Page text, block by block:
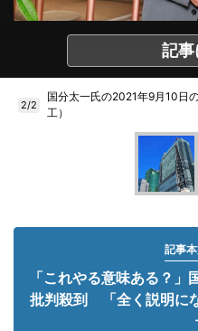
記事
2/2
国分太一氏の2021年9月10日
工）
記事
「これやる意味ある？
批判殺到 「全く説明に